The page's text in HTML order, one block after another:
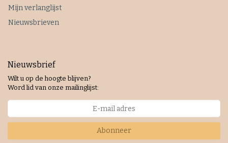
Mijn verlanglijst
Nieuwsbrieven
Nieuwsbrief
Wilt u op de hoogte blijven?
Word lid van onze mailinglijst:
Abonneer